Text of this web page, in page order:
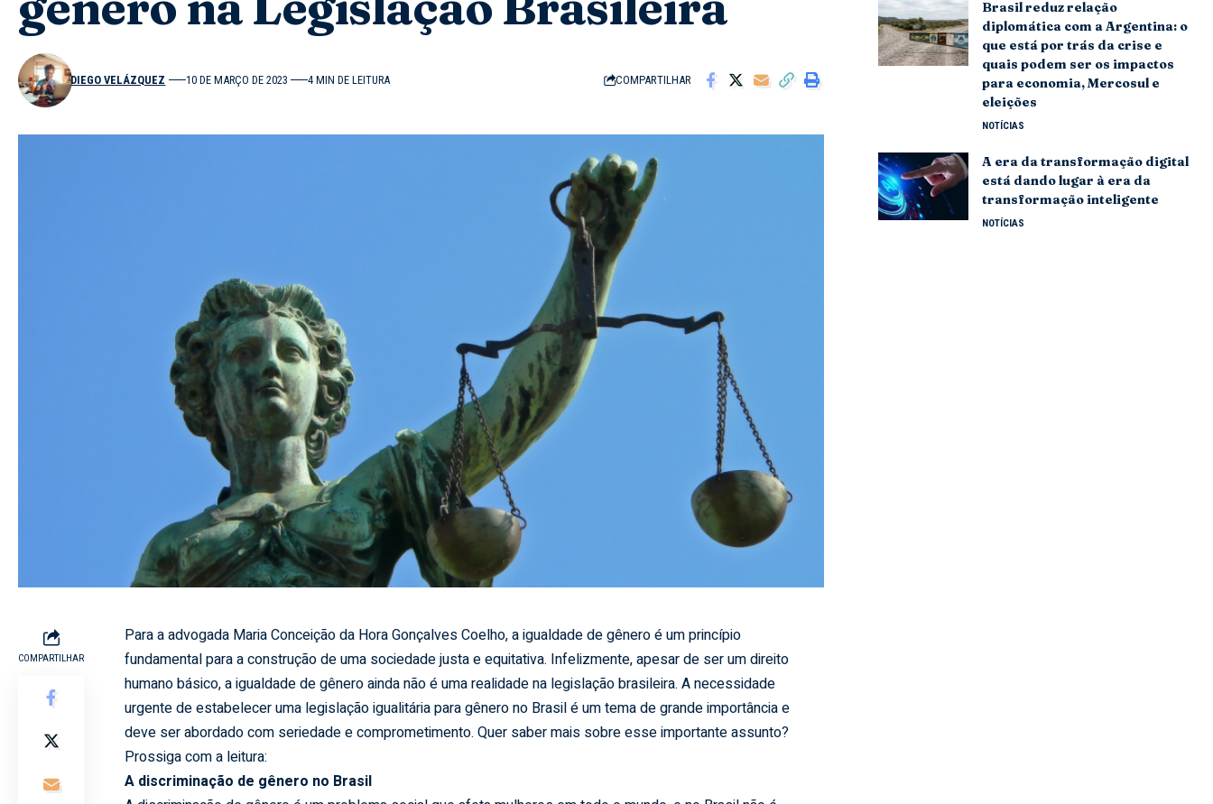
DIEGO VELÁZQUEZ 10 DE MARÇO DE 2023 4 MIN DE LEITURA COMPARTILHAR
COMPARTILHAR
Para a advogada Maria Conceição da Hora Gonçalves Coelho, a igualdade de gênero é um princípio
fundamental para a construção de uma sociedade justa e equitativa. Infelizmente, apesar de ser um direito
humano básico, a igualdade de gênero ainda não é uma realidade na legislação brasileira. A necessidade
urgente de estabelecer uma legislação igualitária para gênero no Brasil é um tema de grande importância e
deve ser abordado com seriedade e comprometimento. Quer saber mais sobre esse importante assunto?
Prossiga com a leitura:
A discriminação de gênero no Brasil
Brasil reduz relação
diplomática com a Argentina: o
que está por trás da crise e
quais podem ser os impactos
para economia, Mercosul e
eleições
NOTÍCIAS
A era da transformação digital
está dando lugar à era da
transformação inteligente
NOTÍCIAS